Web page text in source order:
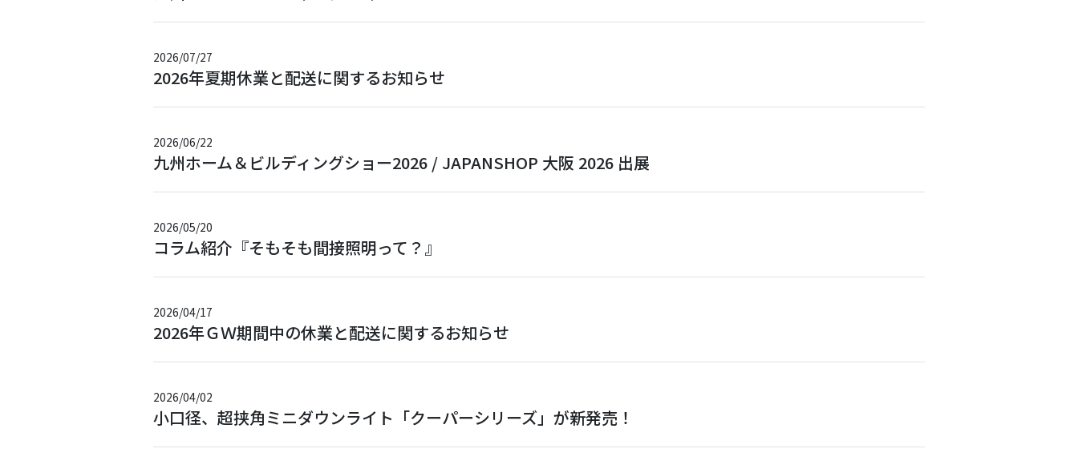
2026/07/27
2026年夏期休業と配送に関するお知らせ
2026/06/22
九州ホーム＆ビルディングショー2026 / JAPANSHOP 大阪 2026 出展
2026/05/20
コラム紹介『そもそも間接照明って？』
2026/04/17
2026年ＧＷ期間中の休業と配送に関するお知らせ
2026/04/02
小口径、超挟角ミニダウンライト「クーパーシリーズ」が新発売！